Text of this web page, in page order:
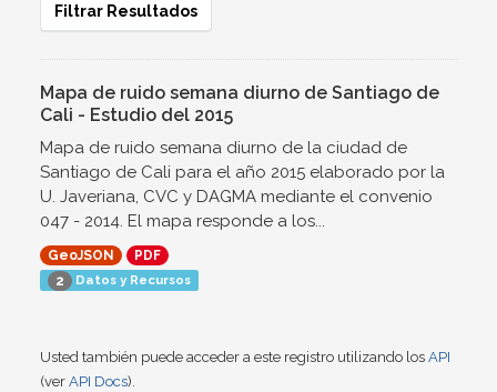
Filtrar Resultados
Mapa de ruido semana diurno de Santiago de
Cali - Estudio del 2015
Mapa de ruido semana diurno de la ciudad de
Santiago de Cali para el año 2015 elaborado por la
U. Javeriana, CVC y DAGMA mediante el convenio
047 - 2014. El mapa responde a los...
GeoJSON
PDF
2 Datos y Recursos
Usted también puede acceder a este registro utilizando los API
(ver API Docs).